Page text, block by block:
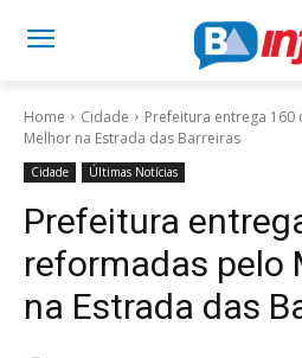
Home Cidade
Prefeitura entrega
Melhor na Estrada das Barreiras
Cidade Últimas Notícias
Prefeitura
reformadas pelo
na Estrada das